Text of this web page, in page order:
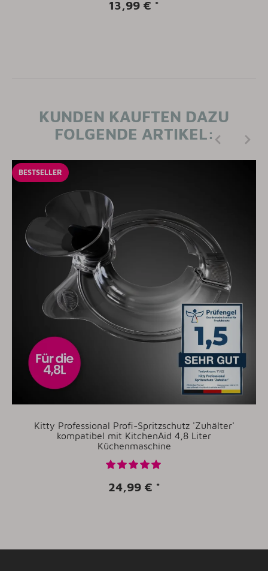
13,99 € *
KUNDEN KAUFTEN DAZU
FOLGENDE ARTIKEL:
BESTSELLER
Kitty Professional Profi-Spritzschutz 'Zuhälter'
kompatibel mit KitchenAid 4,8 Liter
Küchenmaschine
24,99 € *